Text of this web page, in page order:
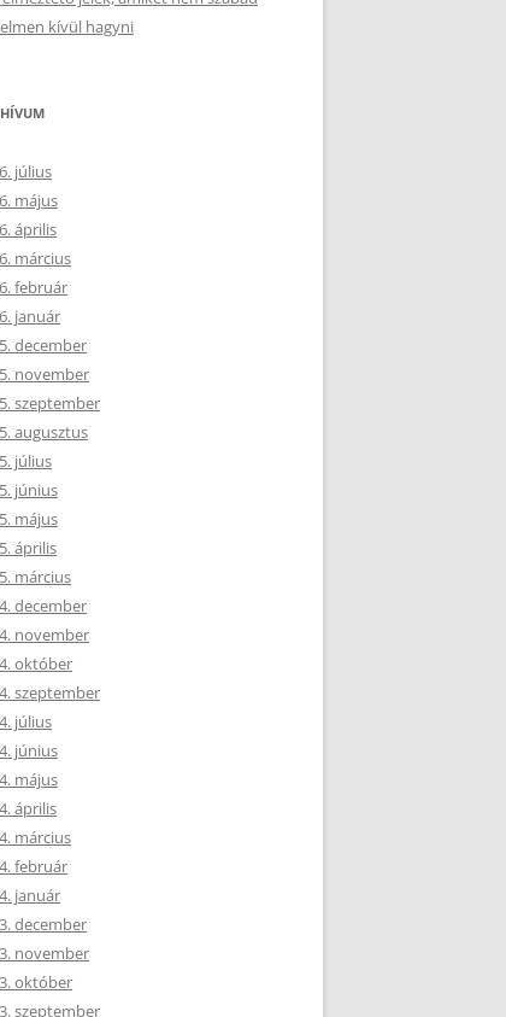
kívül hagyni
július
május
április
március
február
január
december
november
szeptember
augusztus
július
június
május
április
március
december
november
október
szeptember
július
június
május
április
március
február
január
december
november
október
szeptember